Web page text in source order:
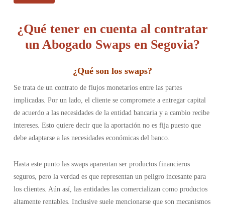
¿Qué tener en cuenta al contratar
un Abogado Swaps en Segovia?
¿Qué son los swaps?
Se trata de un contrato de flujos monetarios entre las partes
implicadas. Por un lado, el cliente se compromete a entregar capital
de acuerdo a las necesidades de la entidad bancaria y a cambio recibe
intereses. Esto quiere decir que la aportación no es fija puesto que
debe adaptarse a las necesidades económicas del banco.
Hasta este punto las swaps aparentan ser productos financieros
seguros, pero la verdad es que representan un peligro incesante para
los clientes. Aún así, las entidades las comercializan como productos
altamente rentables. Inclusive suele mencionarse que son mecanismos